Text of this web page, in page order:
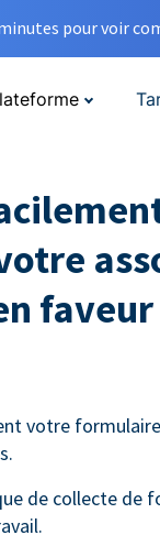
pour voir
faveur
votre
de collecte de